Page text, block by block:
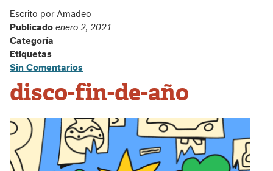
Escrito por Amadeo
Publicado enero 2, 2021
Categoría
Etiquetas
Sin Comentarios
disco-fin-de-año